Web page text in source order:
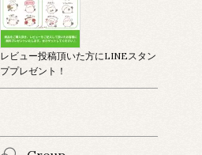
レビュー投稿頂いた方にLINEスタン
ププレゼント！